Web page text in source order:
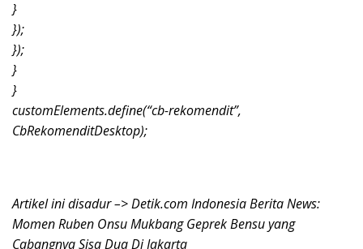
}
});
});
}
}
customElements.define(“cb-rekomendit”,
CbRekomenditDesktop);
Artikel ini disadur –> Detik.com Indonesia Berita News:
Momen Ruben Onsu Mukbang Geprek Bensu yang
Cabangnya Sisa Dua Di Jakarta